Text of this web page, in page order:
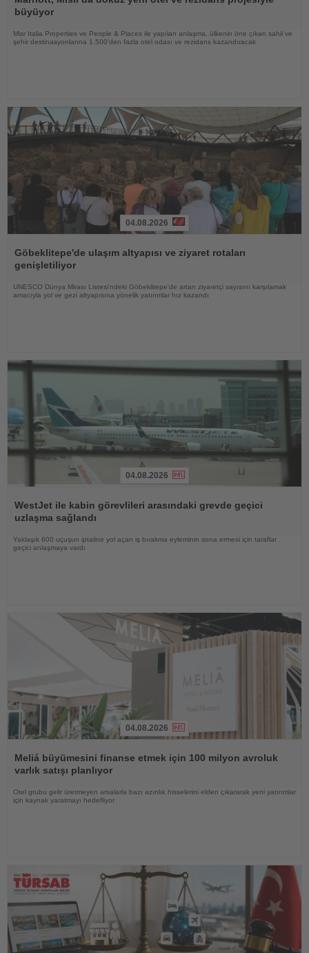
büyüyor
Misr Italia Properties ve People & Places ile yapılan anlaşma, ülkenin öne çıkan sahil ve
şehir destinasyonlarına 1.500'den fazla otel odası ve rezidans kazandıracak
Oku
04.08.2026
Göbeklitepe'de ulaşım altyapısı ve ziyaret rotaları
genişletiliyor
UNESCO Dünya Mirası Listesi'ndeki Göbeklitepe'de artan ziyaretçi sayısını karşılamak
amacıyla yol ve gezi altyapısına yönelik yatırımlar hız kazandı
Oku
04.08.2026
WestJet ile kabin görevlileri arasındaki grevde geçici
uzlaşma sağlandı
Yaklaşık 600 uçuşun iptaline yol açan iş bırakma eyleminin sona ermesi için taraflar
geçici anlaşmaya vardı
Oku
04.08.2026
Meliá büyümesini finanse etmek için 100 milyon avroluk
varlık satışı planlıyor
Otel grubu gelir üretmeyen arsalarla bazı azınlık hisselerini elden çıkararak yeni yatırımlar
için kaynak yaratmayı hedefliyor